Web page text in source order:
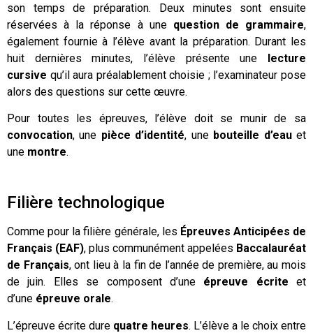
son temps de préparation. Deux minutes sont ensuite
réservées à la réponse à une question de grammaire,
également fournie à l’élève avant la préparation. Durant les
huit dernières minutes, l’élève présente une lecture
cursive qu’il aura préalablement choisie ; l’examinateur pose
alors des questions sur cette œuvre.
Pour toutes les épreuves, l’élève doit se munir de sa
convocation, une pièce d’identité, une bouteille d’eauet
une montre.
Filière technologique
Comme pour la filière générale, les Épreuves Anticipées de
Français (EAF), plus communément appelées Baccalauréat
de Français, ont lieu à la fin de l’année de première, au mois
de juin. Elles se composent d’une épreuve écrite et
d’une épreuve orale.
L’épreuve écrite dure quatre heures. L’élève a le choix entre